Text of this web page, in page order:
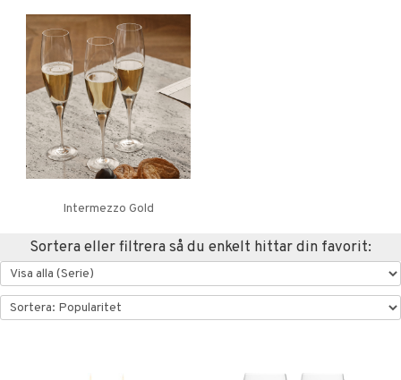
Intermezzo Gold
Sortera eller filtrera så du enkelt hittar din favorit: